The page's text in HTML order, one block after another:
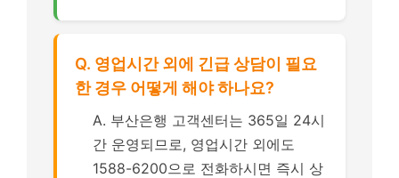
Q. 영업시간 외에 긴급 상담이 필요
한 경우 어떻게 해야 하나요?
A. 부산은행 고객센터는 365일 24시
간 운영되므로, 영업시간 외에도
1588-6200으로 전화하시면 즉시 상